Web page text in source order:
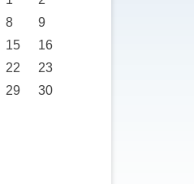
8
9
15
16
22
23
29
30